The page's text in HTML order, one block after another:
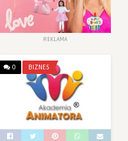
REKLAMA
0 BIZNES